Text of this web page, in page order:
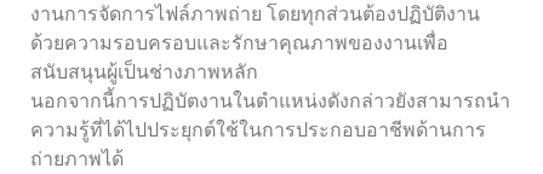
งานการจัดการไฟล์ภาพถ่าย โดยทุกส่วนต้องปฏิบัติงาน
ด้วยความรอบครอบและรักษาคุณภาพของงานเพื่อ
สนับสนุนผู้เป็นช่างภาพหลัก
นอกจากนี้การปฏิบัตงานในตำแหน่งดังกล่าวยังสามารถนำ
ความรู้ที่ได้ไปประยุกต์ใช้ในการประกอบอาชีพด้านการ
ถ่ายภาพได้